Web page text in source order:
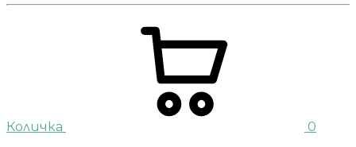
Количка 0